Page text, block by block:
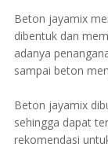
Beton jayamix
dibentuk dan
adanya
sampai beton
Beton jayamix
sehingga dapat
rekomendasi